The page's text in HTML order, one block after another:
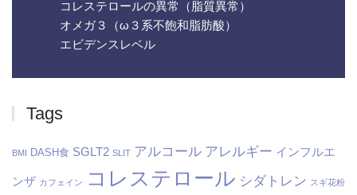
コレステロールの異常（脂質異常）
オメガ３（ω３系不飽和脂肪酸）
エビデンスレベル
Tags
BMI DASH食 SGLT2 SLIT アルコール アレルギー インフルエ
ンザ カフェイン コレステロール シダトレン スギ花粉